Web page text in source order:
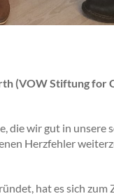
(VOW Stiftung
die wir gut in
Herzfehler
hat es sich